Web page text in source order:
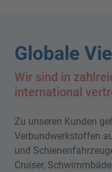
Globale
Wir sind in
international
Zu unseren Kunden
Verbundwerkstoffen
und
Cruiser,